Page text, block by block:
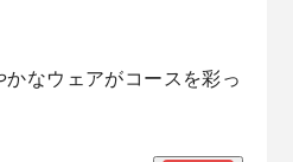
なウェアがコースを彩っ